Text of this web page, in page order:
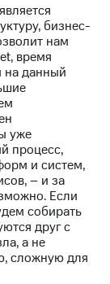
бизнес-
нам
время
на данный
уже
процесс,
и систем,
– и за
Если
собирать
друг с
а не
сложную для